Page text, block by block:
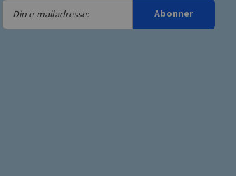
Din
e-
Abonner